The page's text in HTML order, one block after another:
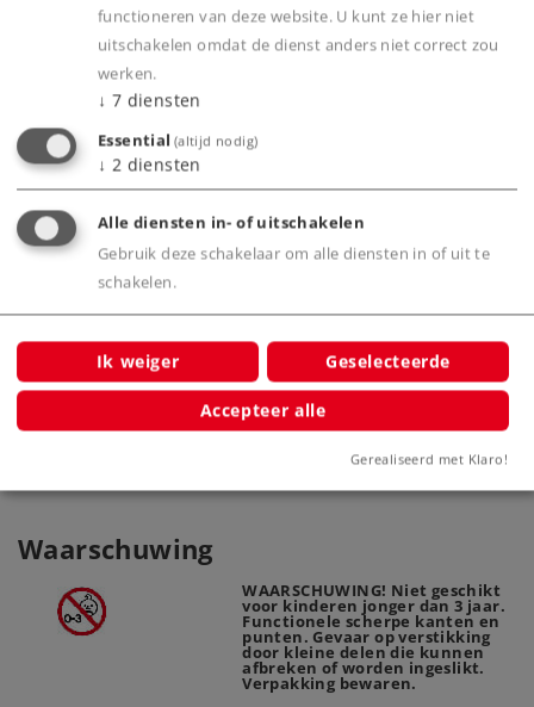
Bijbehorende producten
Waarschuwing
WAARSCHUWING! Niet geschikt
voor kinderen jonger dan 3 jaar.
Functionele scherpe kanten en
punten. Gevaar op verstikking
door kleine delen die kunnen
afbreken of worden ingeslikt.
Verpakking bewaren.
functioneren van deze website. U kunt ze hier niet
uitschakelen omdat de dienst anders niet correct zou
werken.
↓ 7 diensten
Essential (altijd nodig)
↓ 2 diensten
Alle diensten in- of uitschakelen
Gebruik deze schakelaar om alle diensten in of uit te
schakelen.
Ik weiger Geselecteerde
Accepteer alle
Gerealiseerd met Klaro!